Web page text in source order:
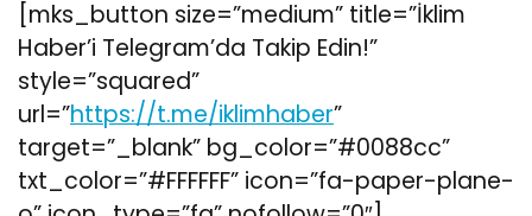
[mks_button size=”medium” title=”İklim
Haber’i Telegram’da Takip Edin!”
style=”squared”
url=”https://t.me/iklimhaber”
target=”_blank” bg_color=”#0088cc”
txt_color=”#FFFFFF” icon=”fa-paper-plane-